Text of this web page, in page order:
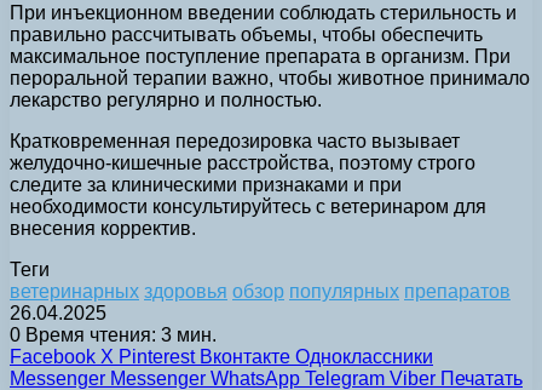
При инъекционном введении соблюдать стерильность и
правильно рассчитывать объемы, чтобы обеспечить
максимальное поступление препарата в организм. При
пероральной терапии важно, чтобы животное принимало
лекарство регулярно и полностью.
Кратковременная передозировка часто вызывает
желудочно-кишечные расстройства, поэтому строго
следите за клиническими признаками и при
необходимости консультируйтесь с ветеринаром для
внесения корректив.
Теги
ветеринарных здоровья обзор популярных препаратов
26.04.2025
0 Время чтения: 3 мин.
Facebook X Pinterest Вконтакте Одноклассники
Messenger Messenger WhatsApp Telegram Viber Печатать